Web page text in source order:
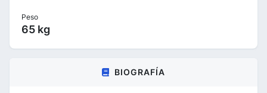
Peso
65 kg
BIOGRAFÍA